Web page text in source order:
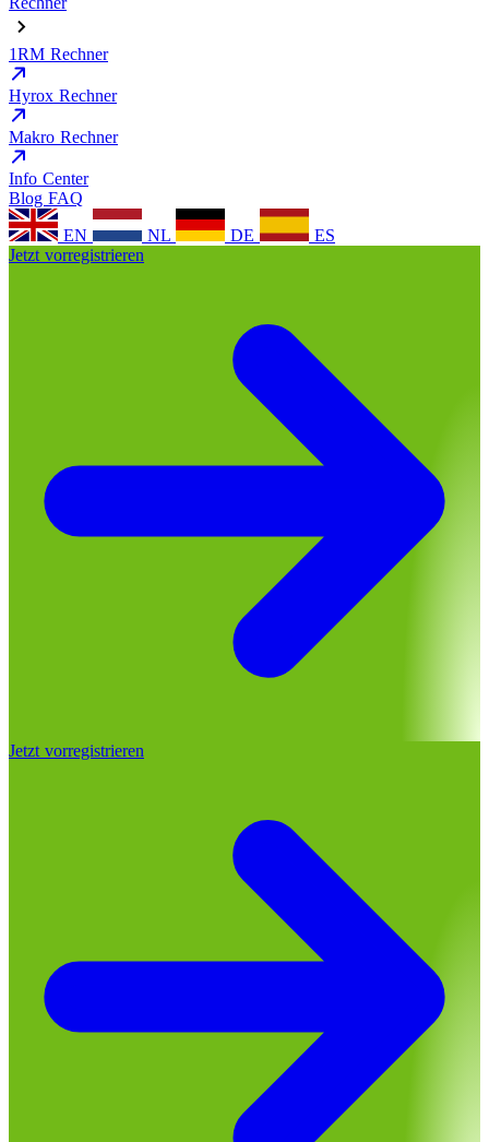
1RM Rechner
Hyrox Rechner
Makro Rechner
Info Center
Blog FAQ
EN
NL DE
ES
Jetzt vorregistrieren
Jetzt vorregistrieren